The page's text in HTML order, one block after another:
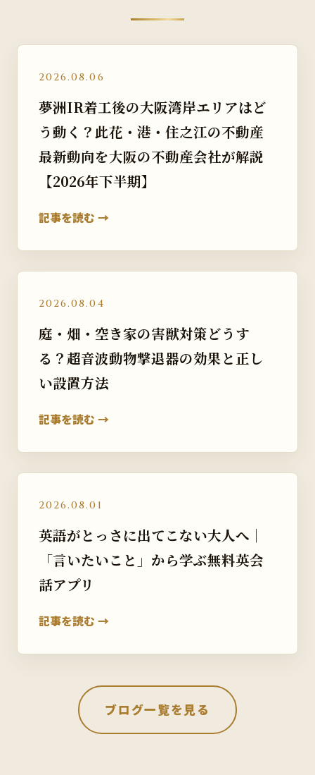
2026.08.06
夢洲IR着工後の大阪湾岸エリアはど
う動く？此花・港・住之江の不動産
最新動向を大阪の不動産会社が解説
【2026年下半期】
記事を読む →
2026.08.04
庭・畑・空き家の害獣対策どうす
る？超音波動物撃退器の効果と正し
い設置方法
記事を読む →
2026.08.01
英語がとっさに出てこない大人へ｜
「言いたいこと」から学ぶ無料英会
話アプリ
記事を読む →
ブログ一覧を見る